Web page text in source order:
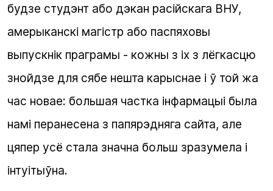
будзе студэнт або дэкан расійскага ВНУ,
амерыканскі магістр або паспяховы
выпускнік праграмы - кожны з іх з лёгкасцю
знойдзе для сябе нешта карыснае і ў той жа
час новае: большая частка інфармацыі была
намі перанесена з папярэдняга сайта, але
цяпер усё стала значна больш зразумела і
інтуітыўна.